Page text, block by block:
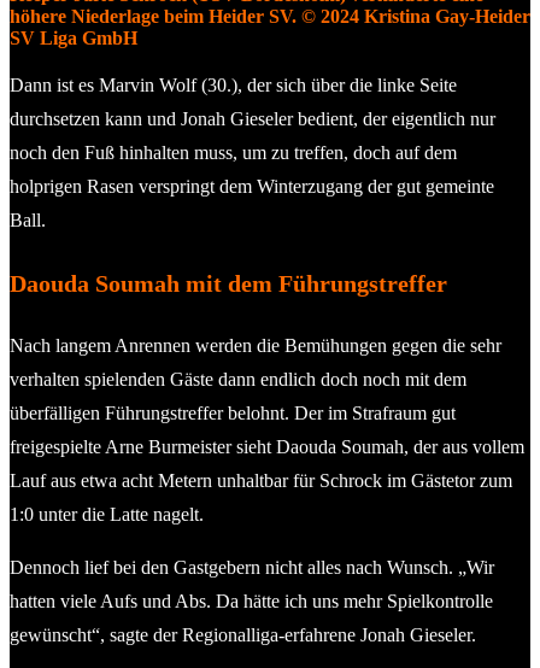
höhere Niederlage beim Heider SV. © 2024 Kristina Gay-Heider
SV Liga GmbH
Dann ist es Marvin Wolf (30.), der sich über die linke Seite
durchsetzen kann und Jonah Gieseler bedient, der eigentlich nur
noch den Fuß hinhalten muss, um zu treffen, doch auf dem
holprigen Rasen verspringt dem Winterzugang der gut gemeinte
Ball.
Daouda Soumah mit dem Führungstreffer
Nach langem Anrennen werden die Bemühungen gegen die sehr
verhalten spielenden Gäste dann endlich doch noch mit dem
überfälligen Führungstreffer belohnt. Der im Strafraum gut
freigespielte Arne Burmeister sieht Daouda Soumah, der aus vollem
Lauf aus etwa acht Metern unhaltbar für Schrock im Gästetor zum
1:0 unter die Latte nagelt.
Dennoch lief bei den Gastgebern nicht alles nach Wunsch. „Wir
hatten viele Aufs und Abs. Da hätte ich uns mehr Spielkontrolle
gewünscht“, sagte der Regionalliga-erfahrene Jonah Gieseler.